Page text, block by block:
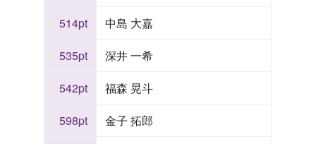
514pt
中島 大嘉
535pt
深井 一希
542pt
福森 晃斗
598pt
金子 拓郎